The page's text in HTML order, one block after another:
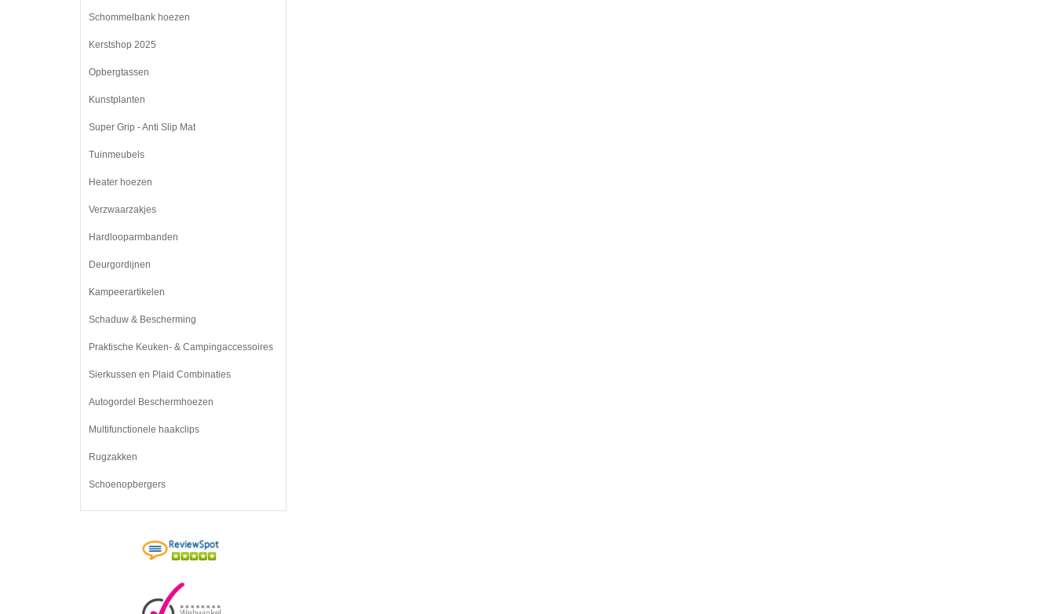
Schommelbank hoezen
Kerstshop 2025
Opbergtassen
Kunstplanten
Super Grip - Anti Slip Mat
Tuinmeubels
Heater hoezen
Verzwaarzakjes
Hardlooparmbanden
Deurgordijnen
Kampeerartikelen
Schaduw & Bescherming
Praktische Keuken- & Campingaccessoires
Sierkussen en Plaid Combinaties
Autogordel Beschermhoezen
Multifunctionele haakclips
Rugzakken
Schoenopbergers